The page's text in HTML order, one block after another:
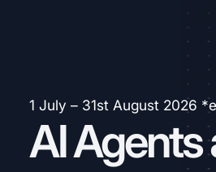
1 July – 31st August 2026
AI Agents